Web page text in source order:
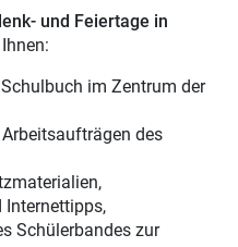
und Feiertage in
im Zentrum der
des
Internettipps,
Schülerbandes zur